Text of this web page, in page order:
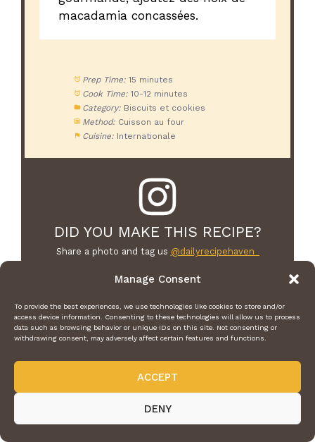
Manage Consent
To provide the best experiences, we use technologies like cookies to store and/or
access device information. Consenting to these technologies will allow us to process
data such as browsing behavior or unique IDs on this site. Not consenting or
withdrawing consent, may adversely affect certain features and functions.
ACCEPT
DENY
macadamia concassées.
Prep Time: 15 minutes
Cook Time: 10-12 minutes
Category: Biscuits et cookies
Method: Cuisson au four
Cuisine: Internationale
DID YOU MAKE THIS RECIPE?
Share a photo and tag us @dailyrecipehaven_